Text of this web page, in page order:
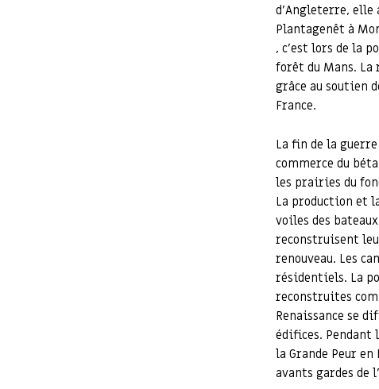
d’Angleterre,
Plantagenêt à
, c’est lors de la
forêt du Mans. La
grâce au soutien
France.
La fin de la
commerce du
les prairies du
La production et
voiles des
reconstruisent
renouveau. Les
résidentiels. La
reconstruites
Renaissance se
édifices. Pendant
la Grande Peur
avants gardes de